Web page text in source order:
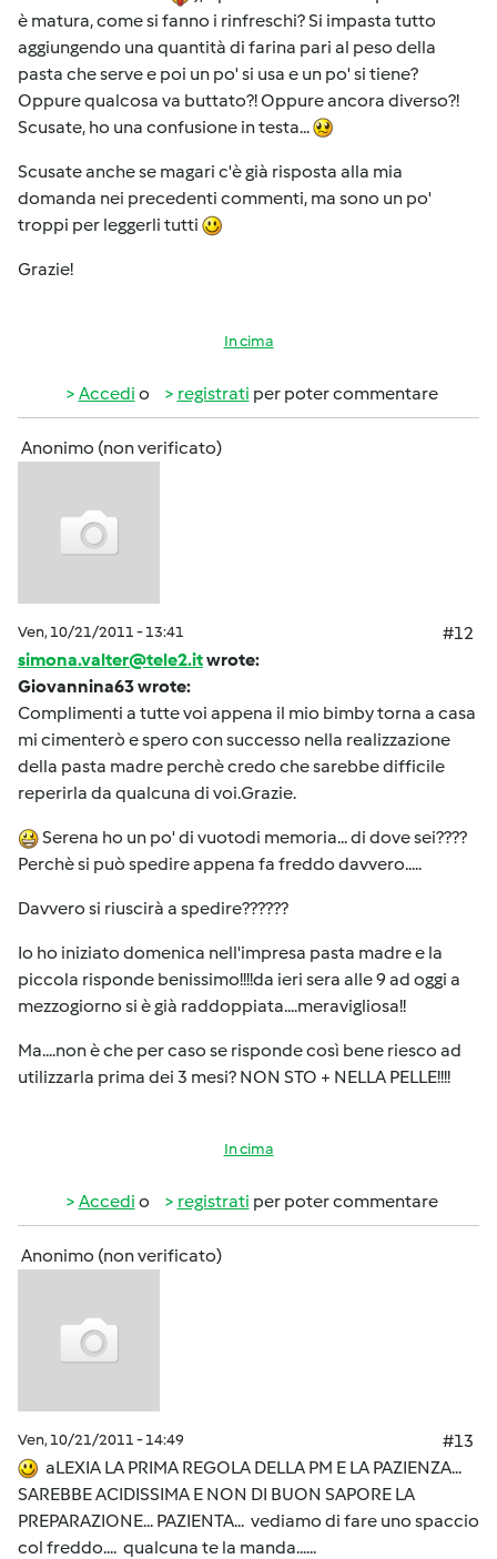
è matura, come si fanno i rinfreschi? Si impasta tutto
aggiungendo una quantità di farina pari al peso della
pasta che serve e poi un po' si usa e un po' si tiene?
Oppure qualcosa va buttato?! Oppure ancora diverso?!
Scusate, ho una confusione in testa...
Scusate anche se magari c'è già risposta alla mia
domanda nei precedenti commenti, ma sono un po'
troppi per leggerli tutti
Grazie!
In cima
Accedi o registrati per poter commentare
Anonimo (non verificato)
Ven, 10/21/2011 - 13:41
#12
simona.valter@tele2.itwrote:
Giovannina63 wrote:
Complimenti a tutte voi appena il mio bimby torna a casa
mi cimenterò e spero con successo nella realizzazione
della pasta madre perchè credo che sarebbe difficile
reperirla da qualcuna di voi.Grazie.
Serena ho un po' di vuotodi memoria... di dove sei????
Perchè si può spedire appena fa freddo davvero.....
Davvero si riuscirà a spedire??????
Io ho iniziato domenica nell'impresa pasta madre e la
piccola risponde benissimo!!!!da ieri sera alle 9 ad oggi a
mezzogiorno si è già raddoppiata....meravigliosa!!
Ma....non è che per caso se risponde così bene riesco ad
utilizzarla prima dei 3 mesi? NON STO + NELLA PELLE!!!!
In cima
Accedi o registrati per poter commentare
Anonimo (non verificato)
Ven, 10/21/2011 - 14:49
#13
aLEXIA LA PRIMA REGOLA DELLA PM E LA PAZIENZA...
SAREBBE ACIDISSIMA E NON DI BUON SAPORE LA
PREPARAZIONE... PAZIENTA... vediamo di fare uno spaccio
col freddo.... qualcuna te la manda......